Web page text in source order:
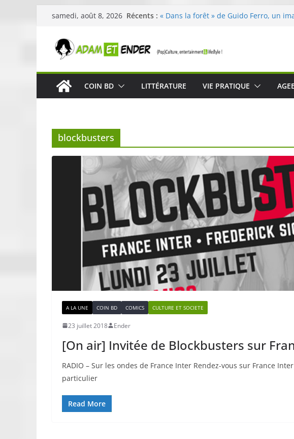
Passer
contenu
samedi, août 8, 2026 Récents : « Dans la forêt » de Guido Ferro, un
Célestin en concert : une expérience
« In The Beginning was The Water »,
néoclassique de Nico Cartosio sur
Skullcandy dévoile le Crusher 540
COIN BD LITTÉRATURE VIE PRATIQUE
blockbusters
A LA UNE COIN BD COMICS CULTURE ET SOCIETE
23 juillet 2018 Ender
[On air] Invitée de Blockbusters sur
RADIO – Sur les ondes de France Inter Rendez-vous sur France
particulier
Read More